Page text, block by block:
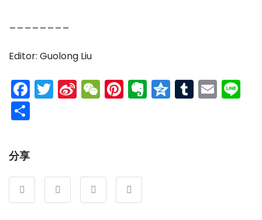
Editor: Guolong Liu
Facebook
Twitter
Sina
Weibo
WeChat
Pinterest
Evernote
Qzone
Tumblr
分享